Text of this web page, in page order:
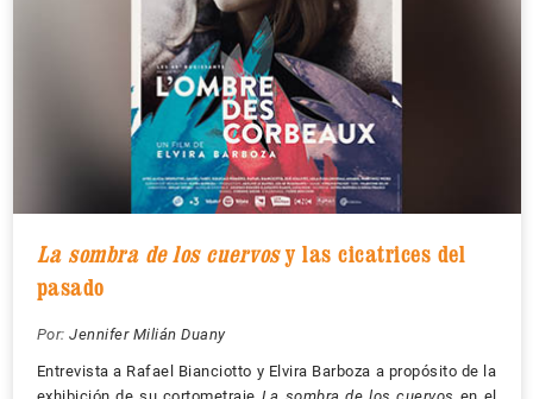
La sombra de los cuervosy las cicatrices del
pasado
Por: Jennifer Milián Duany
Entrevista a Rafael Bianciotto y Elvira Barboza a propósito de la
exhibición de su cortometraje La sombra de los cuervos en el